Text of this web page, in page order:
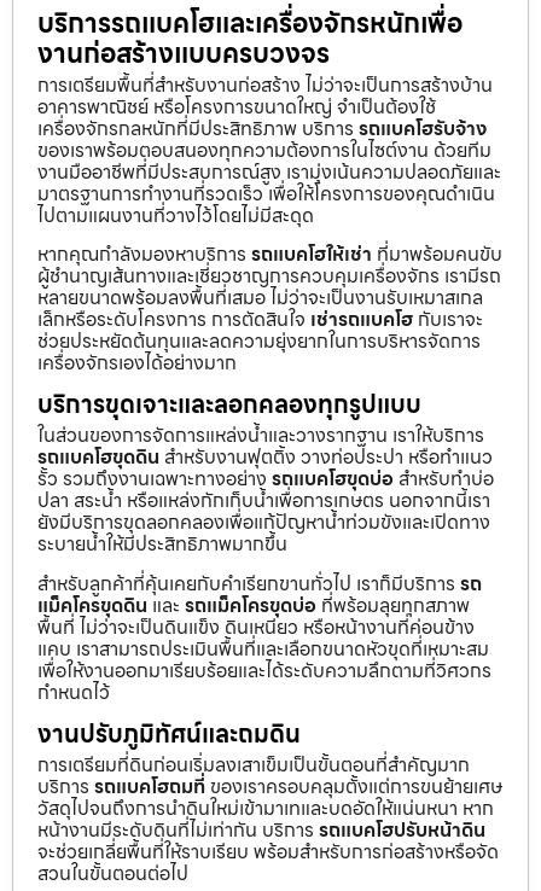
บริการรถแบคโฮและเครื่องจักรหนักเพื่อ
งานก่อสร้างแบบครบวงจร
การเตรียมพื้นที่สำหรับงานก่อสร้าง ไม่ว่าจะเป็นการสร้างบ้าน
อาคารพาณิชย์ หรือโครงการขนาดใหญ่ จำเป็นต้องใช้
เครื่องจักรกลหนักที่มีประสิทธิภาพ บริการ รถแบคโฮรับจ้าง
ของเราพร้อมตอบสนองทุกความต้องการในไซต์งาน ด้วยทีม
งานมืออาชีพที่มีประสบการณ์สูง เรามุ่งเน้นความปลอดภัยและ
มาตรฐานการทำงานที่รวดเร็ว เพื่อให้โครงการของคุณดำเนิน
ไปตามแผนงานที่วางไว้โดยไม่มีสะดุด
หากคุณกำลังมองหาบริการ รถแบคโฮให้เช่า ที่มาพร้อมคนขับ
ผู้ชำนาญเส้นทางและเชี่ยวชาญการควบคุมเครื่องจักร เรามีรถ
หลายขนาดพร้อมลงพื้นที่เสมอ ไม่ว่าจะเป็นงานรับเหมาสเกล
เล็กหรือระดับโครงการ การตัดสินใจ เช่ารถแบคโฮ กับเราจะ
ช่วยประหยัดต้นทุนและลดความยุ่งยากในการบริหารจัดการ
เครื่องจักรเองได้อย่างมาก
บริการขุดเจาะและลอกคลองทุกรูปแบบ
ในส่วนของการจัดการแหล่งน้ำและวางรากฐาน เราให้บริการ
รถแบคโฮขุดดิน สำหรับงานฟุตติ้ง วางท่อประปา หรือทำแนว
รั้ว รวมถึงงานเฉพาะทางอย่าง รถแบคโฮขุดบ่อ สำหรับทำบ่อ
ปลา สระน้ำ หรือแหล่งกักเก็บน้ำเพื่อการเกษตร นอกจากนี้เรา
ยังมีบริการขุดลอกคลองเพื่อแก้ปัญหาน้ำท่วมขังและเปิดทาง
ระบายน้ำให้มีประสิทธิภาพมากขึ้น
สำหรับลูกค้าที่คุ้นเคยกับคำเรียกขานทั่วไป เราก็มีบริการ รถ
แม็คโครขุดดิน และ รถแม็คโครขุดบ่อ ที่พร้อมลุยทุกสภาพ
พื้นที่ ไม่ว่าจะเป็นดินแข็ง ดินเหนียว หรือหน้างานที่ค่อนข้าง
แคบ เราสามารถประเมินพื้นที่และเลือกขนาดหัวขุดที่เหมาะสม
เพื่อให้งานออกมาเรียบร้อยและได้ระดับความลึกตามที่วิศวกร
กำหนดไว้
งานปรับภูมิทัศน์และถมดิน
การเตรียมที่ดินก่อนเริ่มลงเสาเข็มเป็นขั้นตอนที่สำคัญมาก
บริการ รถแบคโฮถมที่ ของเราครอบคลุมตั้งแต่การขนย้ายเศษ
วัสดุไปจนถึงการนำดินใหม่เข้ามาเทและบดอัดให้แน่นหนา หาก
หน้างานมีระดับดินที่ไม่เท่ากัน บริการ รถแบคโฮปรับหน้าดิน
จะช่วยเกลี่ยพื้นที่ให้ราบเรียบ พร้อมสำหรับการก่อสร้างหรือจัด
สวนในขั้นตอนต่อไป